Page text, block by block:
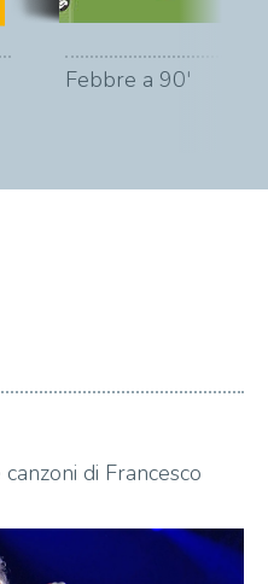
Febbre a 90'
di Francesco